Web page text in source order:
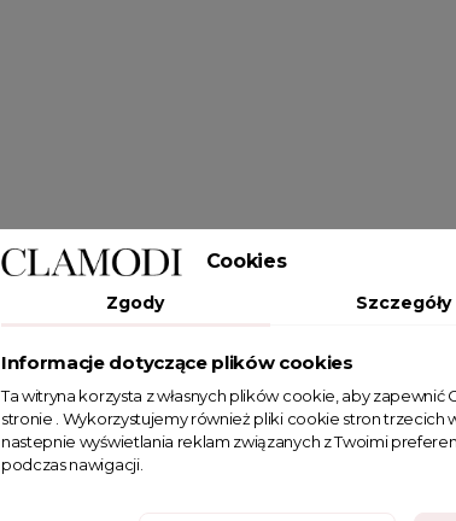
Cookies
Zgody Szczegóły
Informacje dotyczące plików cookies
Ta witryna korzysta z własnych plików cookie, aby zapewnić
stronie . Wykorzystujemy również pliki cookie stron trzecich
nastepnie wyświetlania reklam związanych z Twoimi
podczas nawigacji.